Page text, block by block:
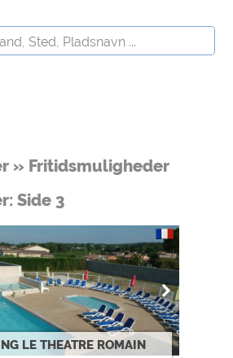
» Fritidsmuligheder
Side 3
LE THEATRE ROMAIN
about/privacy/
privacy
rutevejledning osv.)
privacy
privacy